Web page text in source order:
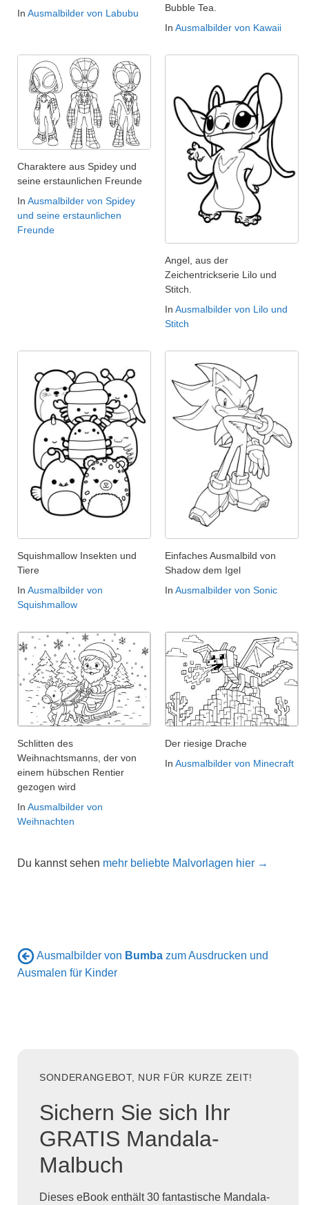
In Ausmalbilder von Labubu
Bubble Tea.
In Ausmalbilder von Kawaii
Charaktere aus Spidey und
seine erstaunlichen Freunde
In Ausmalbilder von Spidey
und seine erstaunlichen
Freunde
Angel, aus der
Zeichentrickserie Lilo und
Stitch.
In Ausmalbilder von Lilo und
Stitch
Squishmallow Insekten und
Tiere
In Ausmalbilder von
Squishmallow
Einfaches Ausmalbild von
Shadow dem Igel
In Ausmalbilder von Sonic
Schlitten des
Weihnachtsmanns, der von
einem hübschen Rentier
gezogen wird
In Ausmalbilder von
Weihnachten
Der riesige Drache
In Ausmalbilder von Minecraft
Du kannst sehen mehr beliebte Malvorlagen hier →
Ausmalbilder von Bumba zum Ausdrucken und
Ausmalen für Kinder
SONDERANGEBOT, NUR FÜR KURZE ZEIT!
Sichern Sie sich Ihr
GRATIS Mandala-
Malbuch
Dieses eBook enthält 30 fantastische Mandala-